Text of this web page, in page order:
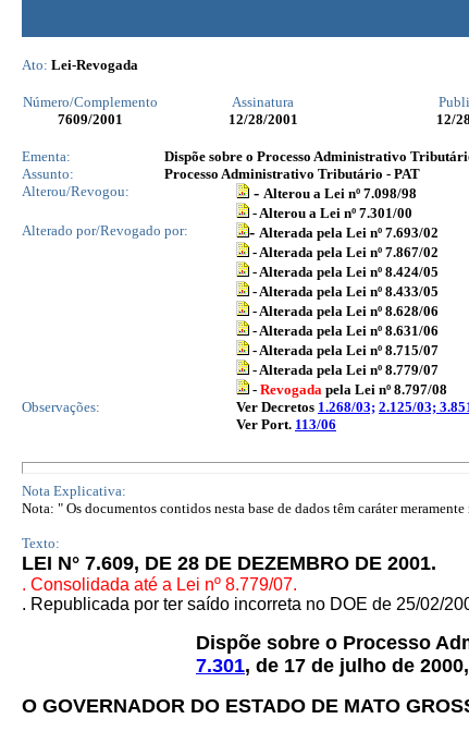
Ato: Lei-Revogada
Número/Complemento Assinatura
7609/2001 12/28/2001 12/
Ementa:
Dispõe sobre o Processo Administrativo
Assunto:
Processo Administrativo Tributário - PAT
Alterou/Revogou:
- Alterou a Lei nº 7.098/98
- Alterou a Lei nº 7.301/00
Alterado por/Revogado por:
- Alterada pela Lei nº 7.693/02
- Alterada pela Lei nº 7.867/02
- Alterada pela Lei nº 8.424/05
- Alterada pela Lei nº 8.433/05
- Alterada pela Lei nº 8.628/06
- Alterada pela Lei nº 8.631/06
- Alterada pela Lei nº 8.715/07
- Alterada pela Lei nº 8.779/07
- Revogada pela Lei nº 8.797/08
Observações:
Ver Decretos 1.268/03; 2.125/03;
Ver Port. 113/06
Nota Explicativa:
Nota: " Os documentos contidos nesta base de dados têm caráter
Texto:
LEI N° 7.609, DE 28 DE DEZEMBRO DE 2001.
. Consolidada até a Lei nº 8.779/07.
. Republicada por ter saído incorreta no DOE de 25/02/
Dispõe sobre o Processo
7.301, de 17 de julho de
O GOVERNADOR DO ESTADO DE MATO